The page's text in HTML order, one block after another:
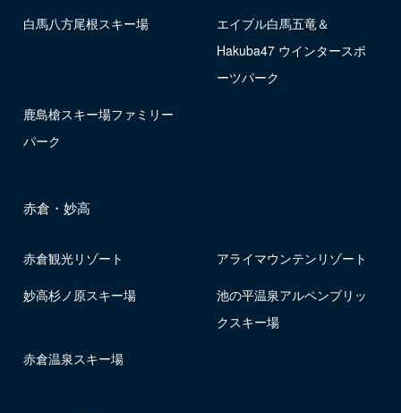
白馬八方尾根スキー場
エイブル白馬五竜＆
Hakuba47 ウインタースポ
ーツパーク
鹿島槍スキー場ファミリー
パーク
赤倉・妙高
赤倉観光リゾート アライマウンテンリゾート
妙高杉ノ原スキー場
池の平温泉アルペンブリッ
クスキー場
赤倉温泉スキー場